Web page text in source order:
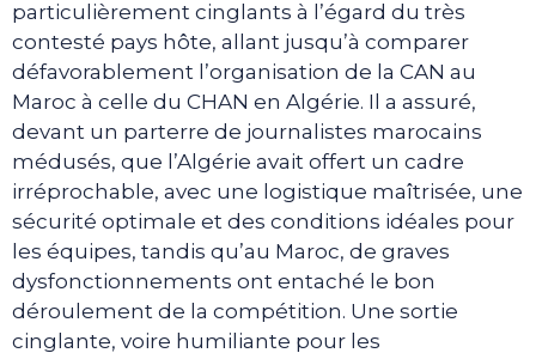
particulièrement cinglants à l’égard du très
contesté pays hôte, allant jusqu’à comparer
défavorablement l’organisation de la CAN au
Maroc à celle du CHAN en Algérie. Il a assuré,
devant un parterre de journalistes marocains
médusés, que l’Algérie avait offert un cadre
irréprochable, avec une logistique maîtrisée, une
sécurité optimale et des conditions idéales pour
les équipes, tandis qu’au Maroc, de graves
dysfonctionnements ont entaché le bon
déroulement de la compétition. Une sortie
cinglante, voire humiliante pour les